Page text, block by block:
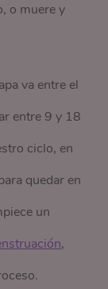
o muere y
va entre el
entre 9 y 18
ciclo, en
quedar en
un
,